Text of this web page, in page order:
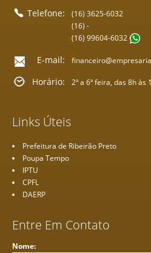
Telefone:
(16) 3625-6032
(16) -
(16) 99604-6032
E-mail:
Horário: 2ª a 6ª feira, das 8h
Links Úteis
Prefeitura de Ribeirão Preto
Poupa Tempo
IPTU
CPFL
DAERP
Entre Em Contato
Nome: